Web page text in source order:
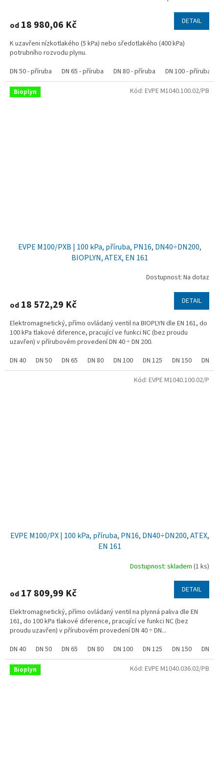
od 18 980,06 Kč DETAIL
K uzavřeni nízkotlakého (5 kPa) nebo sředotlakého (400 kPa)
potrubního rozvodu plynu.
DN 50 - příruba
DN 65 - příruba DN 80 - příruba DN 100 - příruba
Bioplyn
EVPE M100/PXB | 100 kPa, příruba, PN16, DN40÷DN200,
BIOPLYN, ATEX, EN 161
Dostupnost: Na dotaz
od 18 572,29 Kč DETAIL
Elektromagnetický, přímo ovládaný ventil na BIOPLYN dle EN 161, do
100 kPa tlakové diference, pracující ve funkci NC (bez proudu
uzavřen) v přírubovém provedení DN 40 ÷ DN 200.
DN 40
DN 50 DN 65 DN 80 DN 100 DN 125 DN 150 DN
Kód: EVPE M1040.100.02/PB
EVPE M100/PX | 100 kPa, příruba, PN16, DN40÷DN200, ATEX,
EN 161
Dostupnost: skladem (1 ks)
od 17 809,99 Kč DETAIL
Elektromagnetický, přímo ovládaný ventil na plynná paliva dle EN
161, do 100 kPa tlakové diference, pracující ve funkci NC (bez
proudu uzavřen) v přírubovém provedení DN 40 ÷ DN...
DN 40
DN 50 DN 65 DN 80 DN 100 DN 125 DN 150 DN
Kód: EVPE M1040.100.02/P
Bioplyn Kód: EVPE M1040.036.02/PB